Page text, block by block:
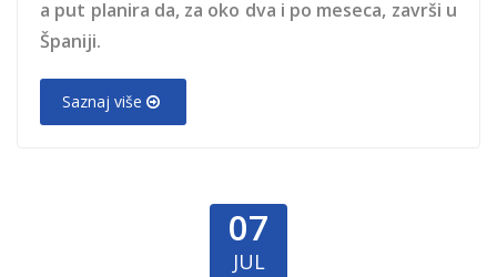
a put planira da, za oko dva i po meseca, završi u
Španiji.
Saznaj više
07
JUL